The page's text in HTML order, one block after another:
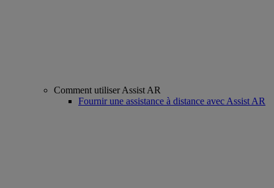
Comment utiliser Assist AR
Fournir une assistance à distance avec Assist AR